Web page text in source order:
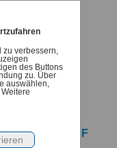
Denk-dran
PDF
zu verbessern,
des Buttons
zu. Über
auswählen,